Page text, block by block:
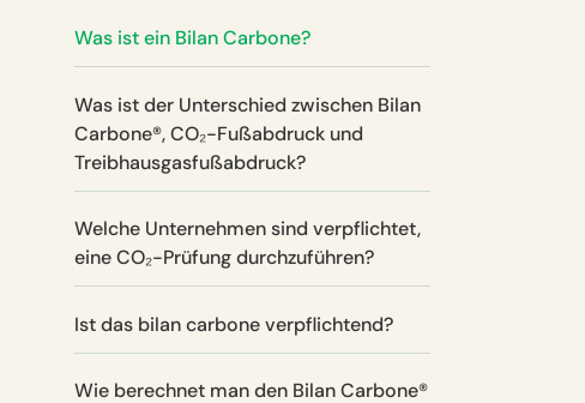
Was ist ein Bilan Carbone?
Was ist der Unterschied zwischen Bilan
Carbone®, CO₂-Fußabdruck und
Treibhausgasfußabdruck?
Welche Unternehmen sind verpflichtet,
eine CO₂-Prüfung durchzuführen?
Ist das bilan carbone verpflichtend?
Wie berechnet man den Bilan Carbone®